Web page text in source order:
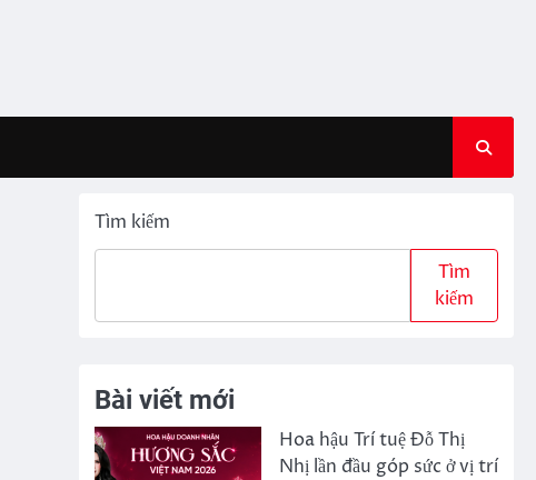
Tìm kiếm
Tìm
kiếm
Bài viết mới
Hoa hậu Trí tuệ Đỗ Thị
Nhị lần đầu góp sức ở vị trí